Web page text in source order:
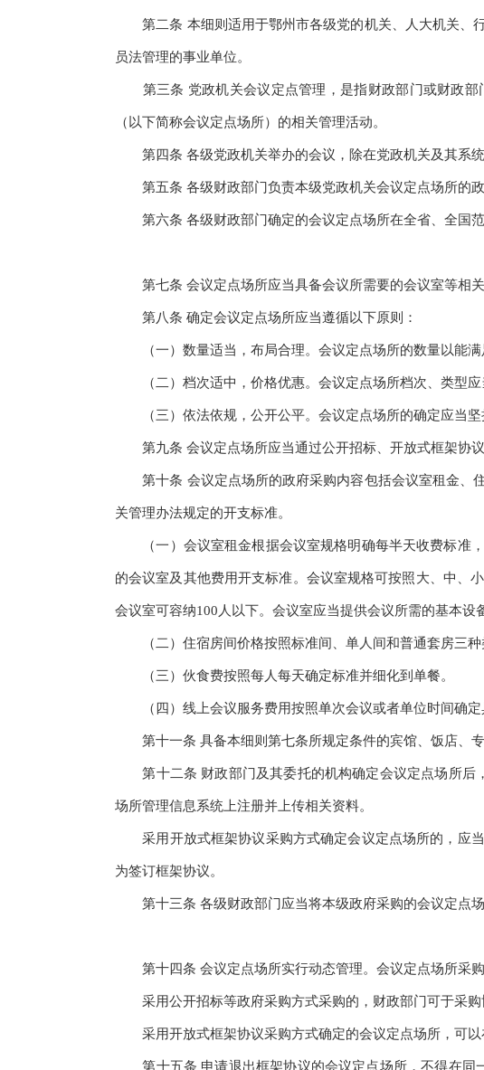
第二条 本细则适用于鄂州市各级党的机关、人大机关、
员法管理的事业单位。
第三条 党政机关会议定点管理，是指财政部门或财政部
（以下简称会议定点场所）的相关管理活动。
第四条 各级党政机关举办的会议，除在党政机关及其系统
第五条 各级财政部门负责本级党政机关会议定点场所的政
第六条 各级财政部门确定的会议定点场所在全省、全国范
第七条 会议定点场所应当具备会议所需要的会议室等相关
第八条 确定会议定点场所应当遵循以下原则：
（一）数量适当，布局合理。会议定点场所的数量以能满
（二）档次适中，价格优惠。会议定点场所档次、类型应
（三）依法依规，公开公平。会议定点场所的确定应当坚
第九条 会议定点场所应当通过公开招标、开放式框架协议
第十条 会议定点场所的政府采购内容包括会议室租金、
关管理办法规定的开支标准。
（一）会议室租金根据会议室规格明确每半天收费标准，
的会议室及其他费用开支标准。会议室规格可按照大、中、
会议室可容纳100人以下。会议室应当提供会议所需的基本设
（二）住宿房间价格按照标准间、单人间和普通套房三种
（三）伙食费按照每人每天确定标准并细化到单餐。
（四）线上会议服务费用按照单次会议或者单位时间确定
第十一条 具备本细则第七条所规定条件的宾馆、饭店、专
第十二条 财政部门及其委托的机构确定会议定点场所后
场所管理信息系统上注册并上传相关资料。
采用开放式框架协议采购方式确定会议定点场所的，应当
为签订框架协议。
第十三条 各级财政部门应当将本级政府采购的会议定点场
第十四条 会议定点场所实行动态管理。会议定点场所采购
采用公开招标等政府采购方式采购的，财政部门可于采购
采用开放式框架协议采购方式确定的会议定点场所，可以
第十五条 申请退出框架协议的会议定点场所，不得在同